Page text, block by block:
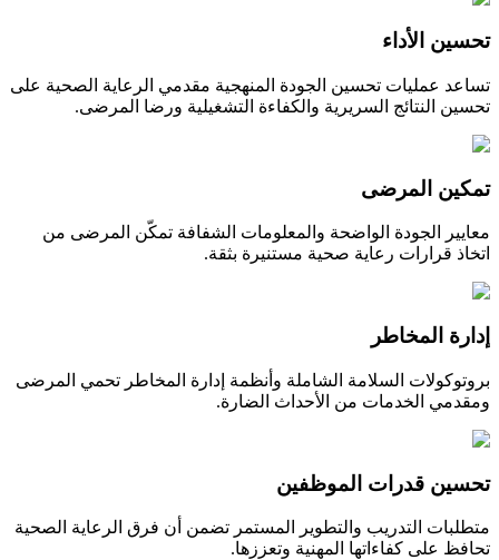
تحسين الأداء
تساعد عمليات تحسين الجودة المنهجية مقدمي الرعاية الصحية على
تحسين النتائج السريرية والكفاءة التشغيلية ورضا المرضى.
تمكين المرضى
معايير الجودة الواضحة والمعلومات الشفافة تمكّن المرضى من
اتخاذ قرارات رعاية صحية مستنيرة بثقة.
إدارة المخاطر
بروتوكولات السلامة الشاملة وأنظمة إدارة المخاطر تحمي المرضى
ومقدمي الخدمات من الأحداث الضارة.
تحسين قدرات الموظفين
متطلبات التدريب والتطوير المستمر تضمن أن فرق الرعاية الصحية
تحافظ على كفاءاتها المهنية وتعززها.